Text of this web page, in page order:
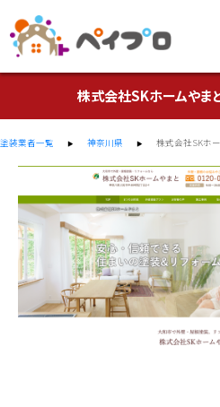
株式会社SKホームやま
塗装業者一覧 神奈川県 株式会社SKホ